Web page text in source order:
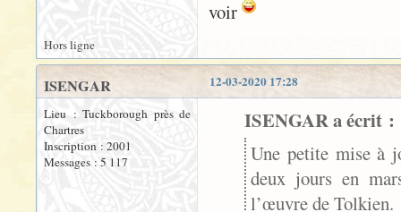
voir
Hors ligne
12-03-2020 17:28
ISENGAR
Lieu : Tuckborough près de
Chartres
Inscription : 2001
Messages : 5 117
ISENGAR a écrit :
Une petite mise à
deux jours en
l’œuvre de Tolkien.